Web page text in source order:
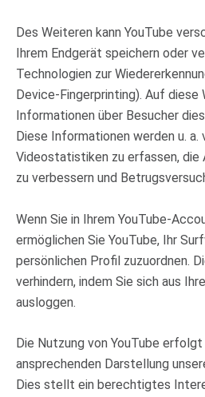
Des Weiteren kann YouTube
Ihrem Endgerät speichern oder
Technologien zur
Device-Fingerprinting). Auf diese
Informationen über Besucher
Diese Informationen werden u. a.
Videostatistiken zu erfassen, die
zu verbessern und
Wenn Sie in Ihrem YouTube-
ermöglichen Sie YouTube, Ihr
persönlichen Profil zuzuordnen.
verhindern, indem Sie sich aus
ausloggen.
Die Nutzung von YouTube
ansprechenden Darstellung
Dies stellt ein berechtigtes